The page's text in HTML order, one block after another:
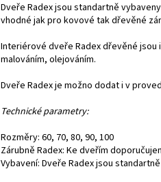
Dveře Radex jsou standartně
vhodné jak pro kovové tak dřevěné
Interiérové dveře Radex dřevěné
malováním, olejováním.
Dveře Radex je možno dodat i v
Technické parametry:
Rozměry: 60, 70, 80, 90, 100
Zárubně Radex: Ke dveřím
Vybavení: Dveře Radex jsou